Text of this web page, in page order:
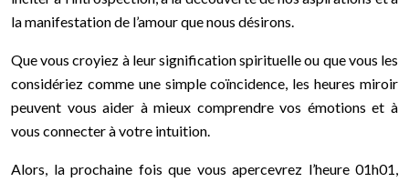
la manifestation de l’amour que nous désirons.
Que vous croyiez à leur signification spirituelle ou que vous les
considériez comme une simple coïncidence, les heures miroir
peuvent vous aider à mieux comprendre vos émotions et à
vous connecter à votre intuition.
Alors, la prochaine fois que vous apercevrez l’heure 01h01,